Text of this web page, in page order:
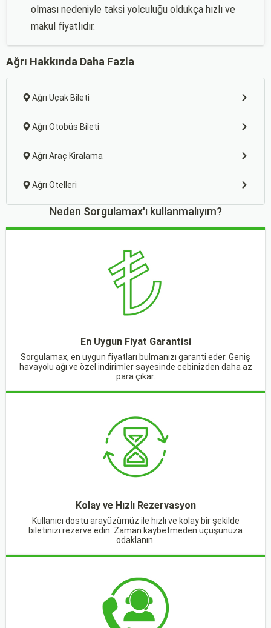
olması nedeniyle taksi yolculuğu oldukça hızlı ve
makul fiyatlıdır.
Ağrı Hakkında Daha Fazla
Ağrı Uçak Bileti
Ağrı Otobüs Bileti
Ağrı Araç Kiralama
Ağrı Otelleri
Neden Sorgulamax'ı kullanmalıyım?
En Uygun Fiyat Garantisi
Sorgulamax, en uygun fiyatları bulmanızı garanti eder. Geniş
havayolu ağı ve özel indirimler sayesinde cebinizden daha az
para çıkar.
Kolay ve Hızlı Rezervasyon
Kullanıcı dostu arayüzümüz ile hızlı ve kolay bir şekilde
biletinizi rezerve edin. Zaman kaybetmeden uçuşunuza
odaklanın.